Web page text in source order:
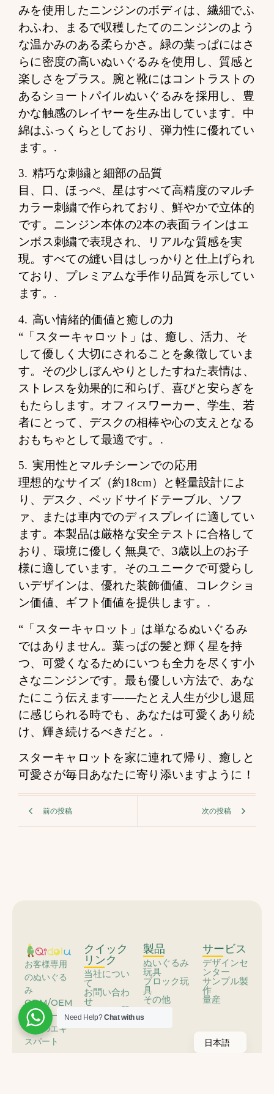
みを使用したニンジンのボディは、繊細でふ
わふわ、まるで収穫したてのニンジンのよう
な温かみのある柔らかさ。緑の葉っぱにはさ
らに密度の高いぬいぐるみを使用し、質感と
楽しさをプラス。腕と靴にはコントラストの
あるショートパイルぬいぐるみを採用し、豊
かな触感のレイヤーを生み出しています。中
綿はふっくらとしており、弾力性に優れてい
ます。.
3. 精巧な刺繍と細部の品質
目、口、ほっぺ、星はすべて高精度のマルチ
カラー刺繍で作られており、鮮やかで立体的
です。ニンジン本体の2本の表面ラインはエ
ンボス刺繍で表現され、リアルな質感を実
現。すべての縫い目はしっかりと仕上げられ
ており、プレミアムな手作り品質を示してい
ます。.
4. 高い情緒的価値と癒しの力
“「スターキャロット」は、癒し、活力、そ
して優しく大切にされることを象徴していま
す。その少しぼんやりとしたすねた表情は、
ストレスを効果的に和らげ、喜びと安らぎを
もたらします。オフィスワーカー、学生、若
者にとって、デスクの相棒や心の支えとなる
おもちゃとして最適です。.
5. 実用性とマルチシーンでの応用
理想的なサイズ（約18cm）と軽量設計によ
り、デスク、ベッドサイドテーブル、ソフ
ァ、または車内でのディスプレイに適してい
ます。本製品は厳格な安全テストに合格して
おり、環境に優しく無臭で、3歳以上のお子
様に適しています。そのユニークで可愛らし
いデザインは、優れた装飾価値、コレクショ
ン価値、ギフト価値を提供します。.
“「スターキャロット」は単なるぬいぐるみ
ではありません。葉っぱの髪と輝く星を持
つ、可愛くなるためにいつも全力を尽くす小
さなニンジンです。最も優しい方法で、あな
たにこう伝えます——たとえ人生が少し退屈
に感じられる時でも、あなたは可愛くあり続
け、輝き続けるべきだと。.
スターキャロットを家に連れて帰り、癒しと
可愛さが毎日あなたに寄り添いますように！
前の投稿 次の投稿
お客様専用
のぬいぐる
み
ODM/OEM
ソリューシ
ョンのエキ
スパート
クイック
リンク
当社につい
て
お問い合わ
せ
よくある質
問
製品
ぬいぐるみ
玩具
ブロック玩
具
その他
サービス
デザインセ
ンター
サンプル製
作
量産
Need Help?Chat with us
日本語